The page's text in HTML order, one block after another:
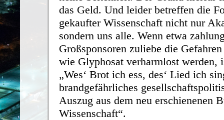
das Geld. Und leider betreffen die
gekaufter Wissenschaft nicht nur
sondern uns alle. Wenn etwa
Großsponsoren zuliebe die
wie Glyphosat verharmlost werden,
„Wes‘ Brot ich ess, des‘ Lied ich
brandgefährliches
Auszug aus dem neu erschienenen
Wissenschaft“.